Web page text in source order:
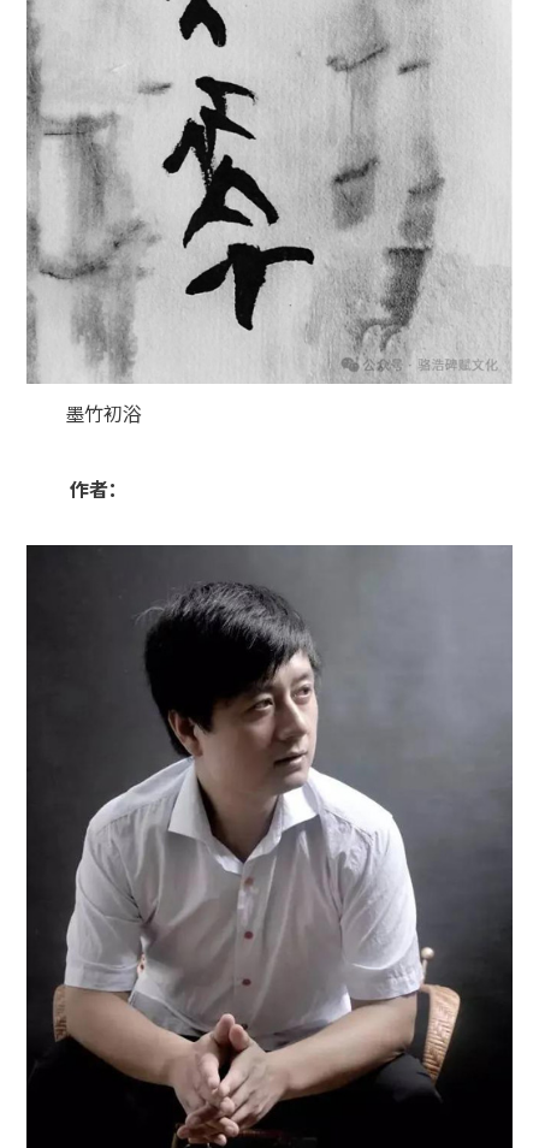
墨竹初浴
作者：